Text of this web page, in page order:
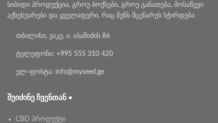
სიბიდი პროდუქცია, გროუ ბოქსები, გროუ განათება, მოსაწევი
აქსესუარები და ყველაფერი, რაც შენს მცენარეს სჭირდება
თბილისი, ვაკე, ი. აბაშიძის 86
ტელეფონი: +995 555 310 420
ელ-ფოსტა: info@myseed.ge
ᲨᲔᲘᲫᲘᲜᲔ ᲩᲕᲔᲜᲗᲐᲜ •
CBD პროდუქტი